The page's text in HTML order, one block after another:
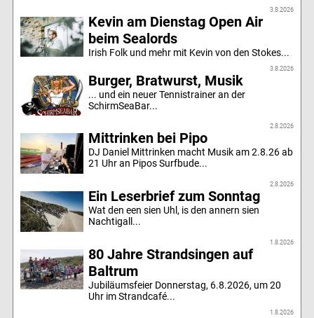
3.8.2026
Kevin am Dienstag Open Air
beim Sealords
Irish Folk und mehr mit Kevin von den Stokes...
3.8.2026
Burger, Bratwurst, Musik
... und ein neuer Tennistrainer an der
SchirmSeaBar...
2.8.2026
Mittrinken bei Pipo
DJ Daniel Mittrinken macht Musik am 2.8.26 ab
21 Uhr an Pipos Surfbude...
2.8.2026
Ein Leserbrief zum Sonntag
Wat den een sien Uhl, is den annern sien
Nachtigall...
1.8.2026
80 Jahre Strandsingen auf
Baltrum
Jubiläumsfeier Donnerstag, 6.8.2026, um 20
Uhr im Strandcafé...
1.8.2026